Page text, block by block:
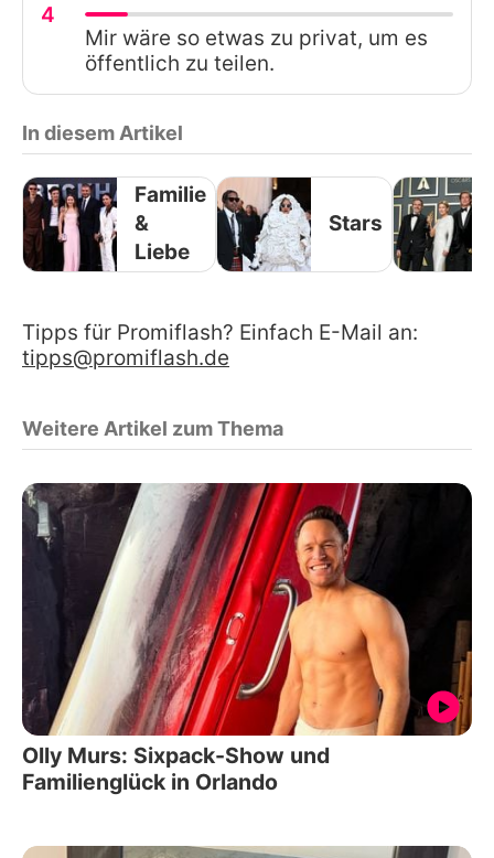
4
Mir wäre so etwas zu privat, um es
öffentlich zu teilen.
In diesem Artikel
Familie
&
Liebe
Stars
Tipps für Promiflash? Einfach E-Mail an:
tipps@promiflash.de
Weitere Artikel zum Thema
Olly Murs: Sixpack-Show und
Familienglück in Orlando